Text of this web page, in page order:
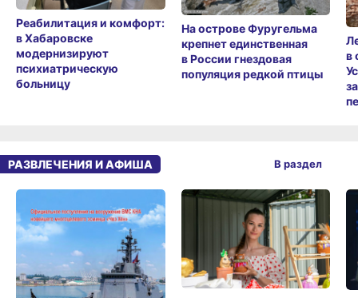
Реабилитация и комфорт:
в Хабаровске
модернизируют
психиатрическую
больницу
На острове Фуругельма
крепнет единственная
в России гнездовая
популяция редкой птицы
в
РАЗВЛЕЧЕНИЯ И АФИША В раздел